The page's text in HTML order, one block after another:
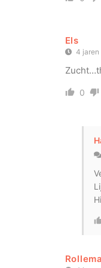
Els
4 jaren
0